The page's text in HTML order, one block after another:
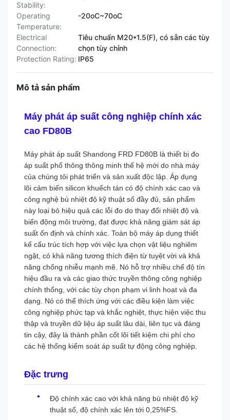
Stability:
Operating
Temperature:
-20oC~70oC
Electrical
Connection:
Tiêu chuẩn M20*1.5(F), có sẵn các tùy
chọn tùy chỉnh
Protection Rating: IP65
Mô tả sản phẩm
Máy phát áp suất công nghiệp chính xác
cao FD80B
Máy phát áp suất Shandong FRD FD80B là thiết bị đo
áp suất phổ thông thông minh thế hệ mới do nhà máy
của chúng tôi phát triển và sản xuất độc lập. Áp dụng
lõi cảm biến silicon khuếch tán có độ chính xác cao và
công nghệ bù nhiệt độ kỹ thuật số đầy đủ, sản phẩm
này loại bỏ hiệu quả các lỗi đo do thay đổi nhiệt độ và
biến động môi trường, đạt được khả năng giám sát áp
suất ổn định và chính xác. Toàn bộ máy áp dụng thiết
kế cấu trúc tích hợp với việc lựa chọn vật liệu nghiêm
ngặt, có khả năng tương thích điện từ tuyệt vời và khả
năng chống nhiễu mạnh mẽ. Nó hỗ trợ nhiều chế độ tín
hiệu đầu ra và các giao thức truyền thông công nghiệp
chính thống, với các tùy chọn phạm vi linh hoạt và đa
dạng. Nó có thể thích ứng với các điều kiện làm việc
công nghiệp phức tạp và khắc nghiệt, thực hiện việc thu
thập và truyền dữ liệu áp suất lâu dài, liên tục và đáng
tin cậy, đây là thành phần cốt lõi tiết kiệm chi phí cho
các hệ thống kiểm soát áp suất tự động công nghiệp.
Đặc trưng
Độ chính xác cao với khả năng bù nhiệt độ kỹ
thuật số, độ chính xác lên tới 0,25%FS.